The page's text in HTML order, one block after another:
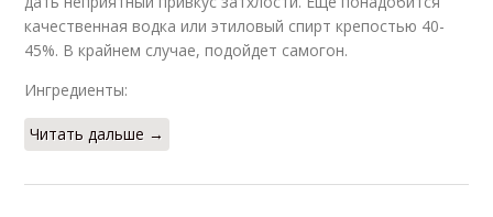
качественная водка или этиловый спирт крепостью 40-
45%. В крайнем случае, подойдет самогон.
Ингредиенты:
Читать дальше →